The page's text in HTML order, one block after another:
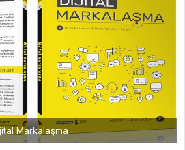
Markalaşma